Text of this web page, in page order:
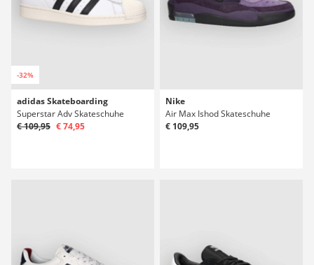
-32%
adidas Skateboarding
Superstar Adv Skateschuhe
€ 109,95 € 74,95
Nike
Air Max Ishod Skateschuhe
€ 109,95